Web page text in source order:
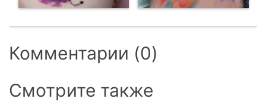
Комментарии (0)
Смотрите также